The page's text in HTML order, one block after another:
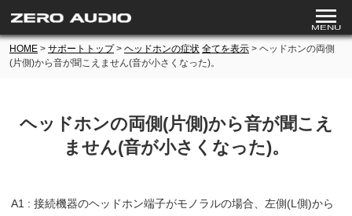
HOME > サポートトップ> ヘッドホンの症状 全てを表示 > ヘッドホンの両側
(片側)から音が聞こえません(音が小さくなった)。
ヘッドホンの両側(片側)から音が聞こえ
ません(音が小さくなった)。
A1 : 接続機器のヘッドホン端子がモノラルの場合、左側(L側)から